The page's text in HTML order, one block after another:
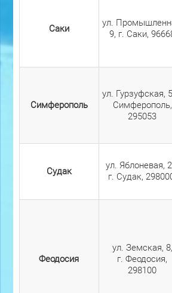
Саки
ул.
9, г. Саки,
Симферополь
ул. Гурзуфская,
Симферополь,
295053
Судак
ул. Яблоневая,
г. Судак,
Феодосия
ул. Земская, 8,
г. Феодосия,
298100